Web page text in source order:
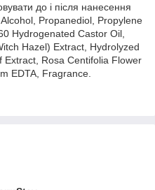
до і після нанесення
Propanediol, Propylene
Hydrogenated Castor Oil,
Hazel) Extract, Hydrolyzed
Extract, Rosa Centifolia Flower
EDTA, Fragrance.